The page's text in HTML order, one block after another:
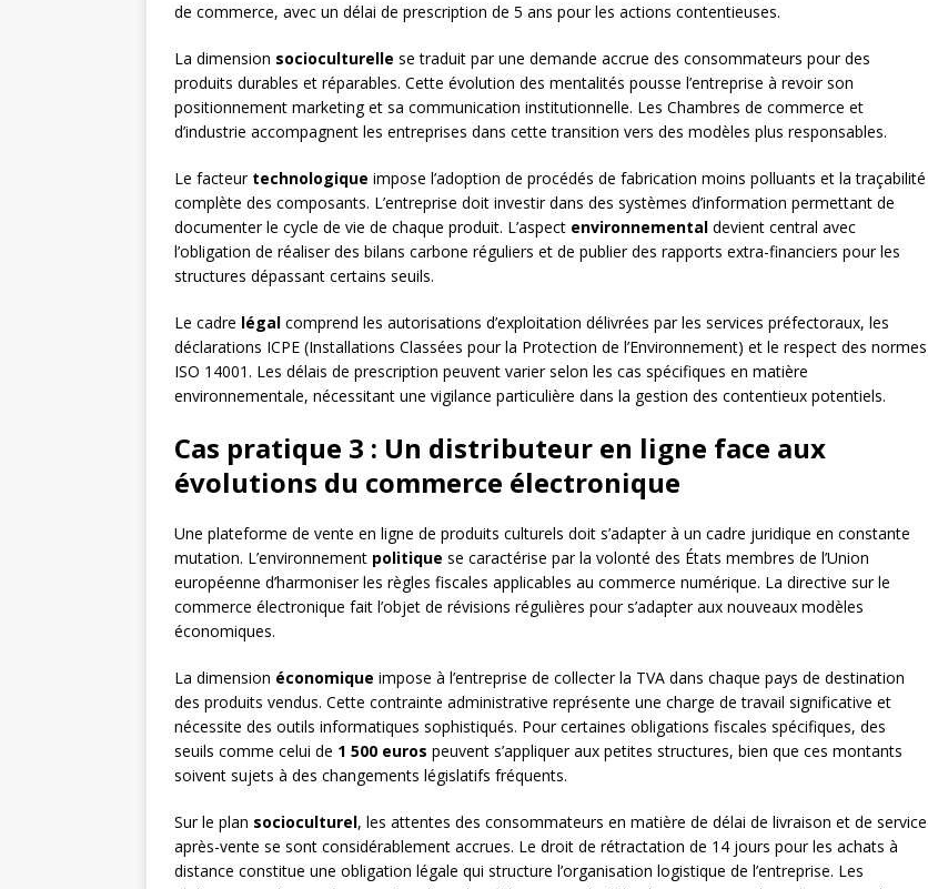
de commerce, avec un délai de prescription de 5 ans pour les actions contentieuses.
La dimension socioculturelle se traduit par une demande accrue des consommateurs pour des
produits durables et réparables. Cette évolution des mentalités pousse l’entreprise à revoir son
positionnement marketing et sa communication institutionnelle. Les Chambres de commerce et
d’industrie accompagnent les entreprises dans cette transition vers des modèles plus responsables.
Le facteur technologique impose l’adoption de procédés de fabrication moins polluants et la traçabilité
complète des composants. L’entreprise doit investir dans des systèmes d’information permettant de
documenter le cycle de vie de chaque produit. L’aspect environnemental devient central avec
l’obligation de réaliser des bilans carbone réguliers et de publier des rapports extra-financiers pour les
structures dépassant certains seuils.
Le cadre légal comprend les autorisations d’exploitation délivrées par les services préfectoraux, les
déclarations ICPE (Installations Classées pour la Protection de l’Environnement) et le respect des normes
ISO 14001. Les délais de prescription peuvent varier selon les cas spécifiques en matière
environnementale, nécessitant une vigilance particulière dans la gestion des contentieux potentiels.
Cas pratique 3 : Un distributeur en ligne face aux
évolutions du commerce électronique
Une plateforme de vente en ligne de produits culturels doit s’adapter à un cadre juridique en constante
mutation. L’environnement politique se caractérise par la volonté des États membres de l’Union
européenne d’harmoniser les règles fiscales applicables au commerce numérique. La directive sur le
commerce électronique fait l’objet de révisions régulières pour s’adapter aux nouveaux modèles
économiques.
La dimension économique impose à l’entreprise de collecter la TVA dans chaque pays de destination
des produits vendus. Cette contrainte administrative représente une charge de travail significative et
nécessite des outils informatiques sophistiqués. Pour certaines obligations fiscales spécifiques, des
seuils comme celui de 1 500 euros peuvent s’appliquer aux petites structures, bien que ces montants
soivent sujets à des changements législatifs fréquents.
Sur le plan socioculturel, les attentes des consommateurs en matière de délai de livraison et de service
après-vente se sont considérablement accrues. Le droit de rétractation de 14 jours pour les achats à
distance constitue une obligation légale qui structure l’organisation logistique de l’entreprise. Les